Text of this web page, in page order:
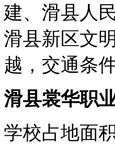
建、滑县人
滑县新区文
越，交通条
滑县裳华职
学校占地面